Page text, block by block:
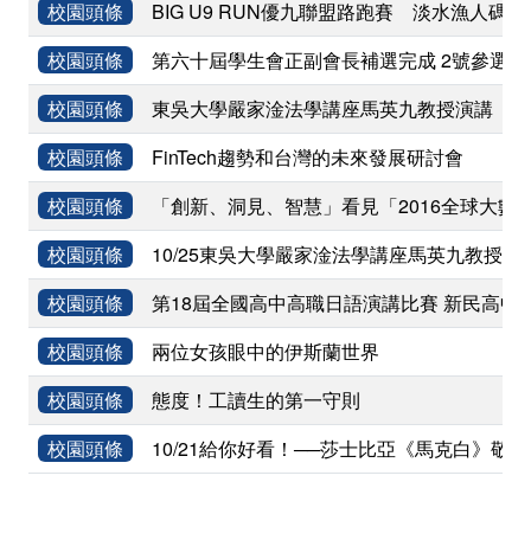
校園頭條
BIG U9 RUN優九聯盟路跑賽 淡水漁人碼頭
校園頭條
第六十屆學生會正副會長補選完成 2號參選
校園頭條
東吳大學嚴家淦法學講座馬英九教授演講 「
校園頭條
FinTech趨勢和台灣的未來發展研討會
校園頭條
「創新、洞見、智慧」看見「2016全球大數
校園頭條
10/25東吳大學嚴家淦法學講座馬英九教授
校園頭條
第18屆全國高中高職日語演講比賽 新民高中
校園頭條
兩位女孩眼中的伊斯蘭世界
校園頭條
態度！工讀生的第一守則
校園頭條
10/21給你好看！──莎士比亞《馬克白》敬